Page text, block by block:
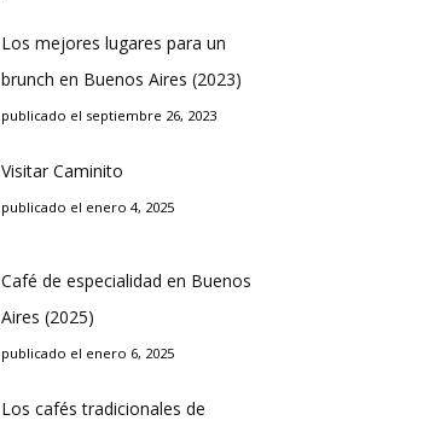
Los mejores lugares para un
brunch en Buenos Aires (2023)
publicado el septiembre 26, 2023
Visitar Caminito
publicado el enero 4, 2025
Café de especialidad en Buenos
Aires (2025)
publicado el enero 6, 2025
Los cafés tradicionales de